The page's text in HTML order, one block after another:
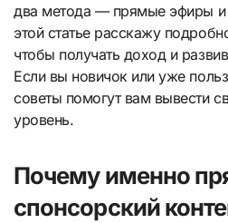
два метода — прямые эфиры и
этой статье расскажу
чтобы получать доход и
Если вы новичок или уже
советы помогут вам вывести
уровень.
Почему именно
спонсорский